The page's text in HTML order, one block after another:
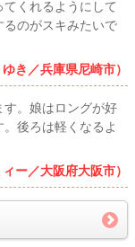
くれるようにして
のがスキみたいで
ゆき／兵庫県尼崎市）
。娘はロングが好
後ろは軽くなるよ
ー／大阪府大阪市）